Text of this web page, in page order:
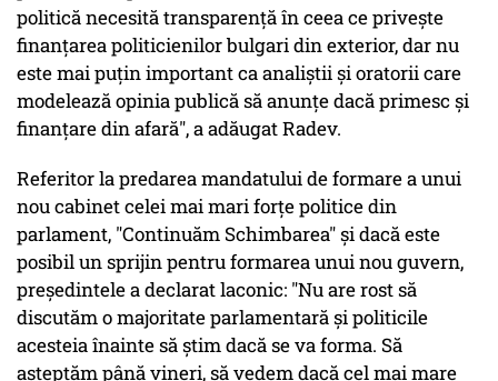
politică necesită transparenţă în ceea ce priveşte
finanţarea politicienilor bulgari din exterior, dar nu
este mai puţin important ca analiştii şi oratorii care
modelează opinia publică să anunţe dacă primesc şi
finanţare din afară", a adăugat Radev.
Referitor la predarea mandatului de formare a unui
nou cabinet celei mai mari forţe politice din
parlament, "Continuăm Schimbarea" şi dacă este
posibil un sprijin pentru formarea unui nou guvern,
preşedintele a declarat laconic: "Nu are rost să
discutăm o majoritate parlamentară şi politicile
acesteia înainte să ştim dacă se va forma. Să
aşteptăm până vineri, să vedem dacă cel mai mare